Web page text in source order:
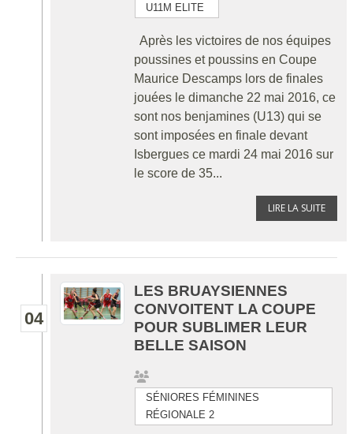
U11M ELITE
Après les victoires de nos équipes
poussines et poussins en Coupe
Maurice Descamps lors de finales
jouées le dimanche 22 mai 2016, ce
sont nos benjamines (U13) qui se
sont imposées en finale devant
Isbergues ce mardi 24 mai 2016 sur
le score de 35...
LIRE LA SUITE
04
LES BRUAYSIENNES
CONVOITENT LA COUPE
POUR SUBLIMER LEUR
BELLE SAISON
SÉNIORES FÉMININES
RÉGIONALE 2